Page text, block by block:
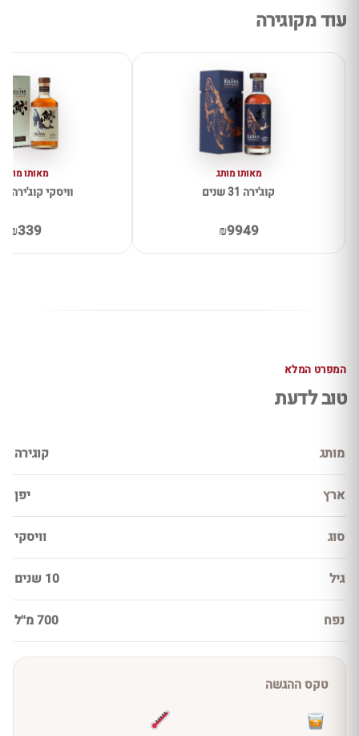
עוד מקוגירה
מאותו מותג
קוג'ירה 31 שנים
₪9949
מאותו מותג
וויסקי קוג'ירה
₪339
המפרט המלא
טוב לדעת
מותג קוגירה
ארץ יפן
סוג וויסקי
גיל 10 שנים
נפח 700 מ''ל
טקס ההגשה